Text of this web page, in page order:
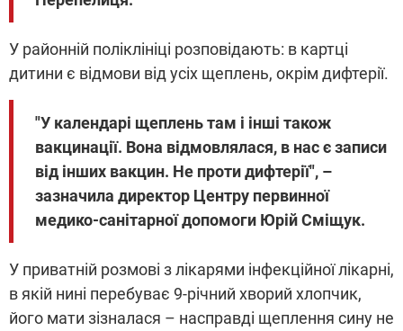
У районній поліклініці розповідають: в картці
дитини є відмови від усіх щеплень, окрім дифтерії.
"У календарі щеплень там і інші також
вакцинації. Вона відмовлялася, в нас є записи
від інших вакцин. Не проти дифтерії", –
зазначила директор Центру первинної
медико-санітарної допомоги Юрій Сміщук.
У приватній розмові з лікарями інфекційної лікарні,
в якій нині перебуває 9-річний хворий хлопчик,
його мати зізналася – насправді щеплення сину не